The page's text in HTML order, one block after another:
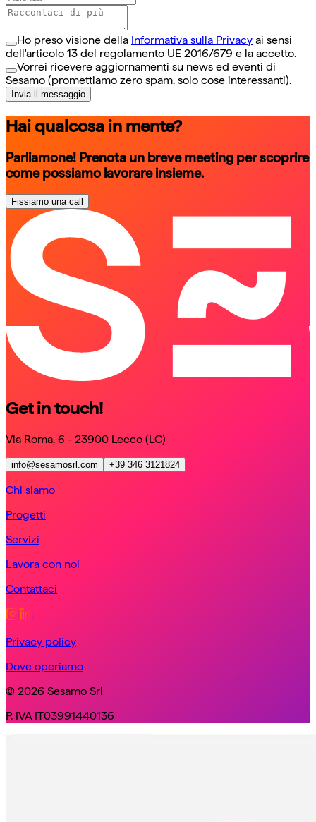
Ho preso visione della Informativa sulla Privacy ai sensi
dell'articolo 13 del regolamento UE 2016/679 e la accetto.
Vorrei ricevere aggiornamenti su news ed eventi di
Sesamo (promettiamo zero spam, solo cose interessanti).
Invia il messaggio
Hai qualcosa in mente?
Parliamone! Prenota un breve meeting per scoprire
come possiamo lavorare insieme.
Fissiamo una call
schedule a call
schedule a call
Get in touch!
Via Roma, 6 - 23900 Lecco (LC)
info@sesamosrl.com +39 346 3121824
Chi siamo
Progetti
Servizi
Lavora con noi
Contattaci
Privacy policy
Dove operiamo
© 2026 Sesamo Srl
P. IVA IT03991440136